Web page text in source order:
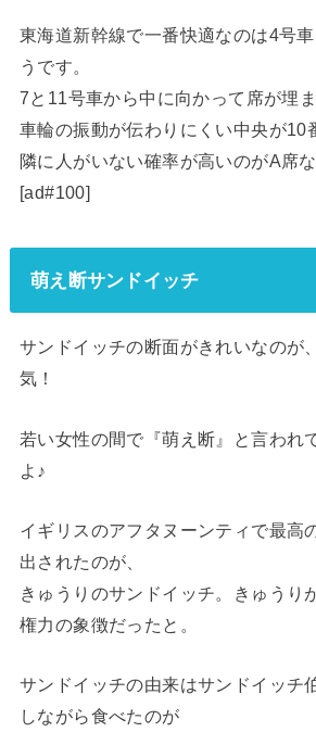
東海道新幹線で一番快適なのは4号
うです。
7と11号車から中に向かって席が埋ま
車輪の振動が伝わりにくい中央が10
隣に人がいない確率が高いのがA席な
[ad#100]
萌え断サンドイッチ
サンドイッチの断面がきれいなのが
気！
若い女性の間で『萌え断』と言われ
よ♪
イギリスのアフタヌーンティで最高
出されたのが、
きゅうりのサンドイッチ。きゅうり
権力の象徴だったと。
サンドイッチの由来はサンドイッチ
しながら食べたのが